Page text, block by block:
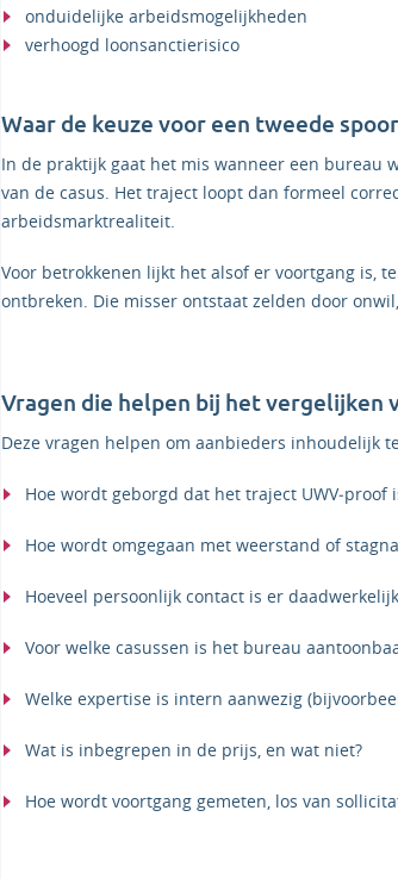
onduidelijke arbeidsmogelijkheden
verhoogd loonsanctierisico
Waar de keuze voor een tweede
In de praktijk gaat het mis wanneer een bureau
van de casus. Het traject loopt dan formeel
arbeidsmarktrealiteit.
Voor betrokkenen lijkt het alsof er voortgang is,
ontbreken. Die misser ontstaat zelden door
Vragen die helpen bij het vergelijken
Deze vragen helpen om aanbieders inhoudelijk
Hoe wordt geborgd dat het traject UWV‑proof
Hoe wordt omgegaan met weerstand of
Hoeveel persoonlijk contact is er
Voor welke casussen is het bureau
Welke expertise is intern aanwezig
Wat is inbegrepen in de prijs, en wat niet?
Hoe wordt voortgang gemeten, los van